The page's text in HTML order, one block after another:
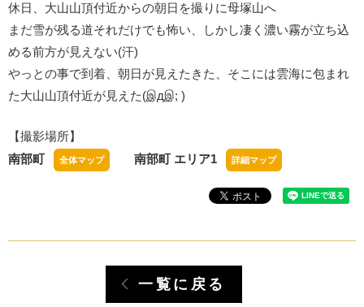
休日、大山山頂付近からの朝日を撮りに母塚山へ
まだ雪が残る道それだけでも怖い、しかし凄く濃い霧が立ち込
める前方が見えない(汗)
やっとの事で到着、朝日が見えたきた、そこには雲海に包まれ
た大山山頂付近が見えた(இдஇ; )
【撮影場所】
南部町
全体マップ 南部町 エリア1 詳細マップ
一覧に戻る